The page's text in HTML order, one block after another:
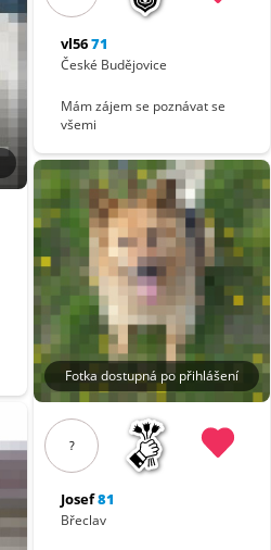
vl5671
České Budějovice
Mám zájem se poznávat se
všemi
Fotka dostupná po přihlášení
?
Josef81
Břeclav